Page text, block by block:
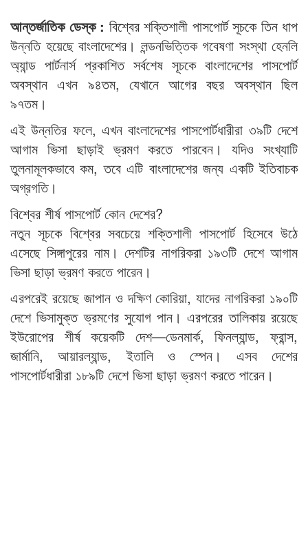
আন্তর্জাতিক ডেস্ক : বিশ্বের শক্তিশালী পাসপোর্ট সূচকে তিন ধাপ
উন্নতি হয়েছে বাংলাদেশের। লন্ডনভিত্তিক গবেষণা সংস্থা হেনলি
অ্যান্ড পার্টনার্স প্রকাশিত সর্বশেষ সূচকে বাংলাদেশের পাসপোর্ট
অবস্থান এখন ৯৪তম, যেখানে আগের বছর অবস্থান ছিল
৯৭তম।
এই উন্নতির ফলে, এখন বাংলাদেশের পাসপোর্টধারীরা ৩৯টি দেশে
আগাম ভিসা ছাড়াই ভ্রমণ করতে পারবেন। যদিও সংখ্যাটি
তুলনামূলকভাবে কম, তবে এটি বাংলাদেশের জন্য একটি ইতিবাচক
অগ্রগতি।
বিশ্বের শীর্ষ পাসপোর্ট কোন দেশের?
নতুন সূচকে বিশ্বের সবচেয়ে শক্তিশালী পাসপোর্ট হিসেবে উঠে
এসেছে সিঙ্গাপুরের নাম। দেশটির নাগরিকরা ১৯৩টি দেশে আগাম
ভিসা ছাড়া ভ্রমণ করতে পারেন।
এরপরেই রয়েছে জাপান ও দক্ষিণ কোরিয়া, যাদের নাগরিকরা ১৯০টি
দেশে ভিসামুক্ত ভ্রমণের সুযোগ পান। এরপরের তালিকায় রয়েছে
ইউরোপের শীর্ষ কয়েকটি দেশ—ডেনমার্ক, ফিনল্যান্ড, ফ্রান্স,
জার্মানি, আয়ারল্যান্ড, ইতালি ও স্পেন। এসব দেশের
পাসপোর্টধারীরা ১৮৯টি দেশে ভিসা ছাড়া ভ্রমণ করতে পারেন।